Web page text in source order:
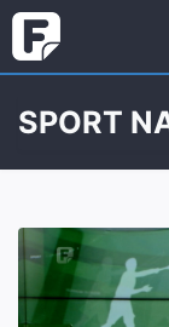
SPORT